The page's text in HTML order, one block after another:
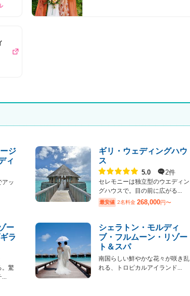
ジ
ィ
アッ
ギリ・ウェディングハウ
ス
点数
5.0 2件
セレモニーは独立型のウエディン
グハウスで。目の前に広がる...
最安値 2名料金 268,000円〜
ー
ラ
。驚
...
シェラトン・モルディ
ブ・フルムーン・リゾー
ト＆スパ
南国らしい鮮やかな花々が咲き乱
れる、トロピカルアイランド...